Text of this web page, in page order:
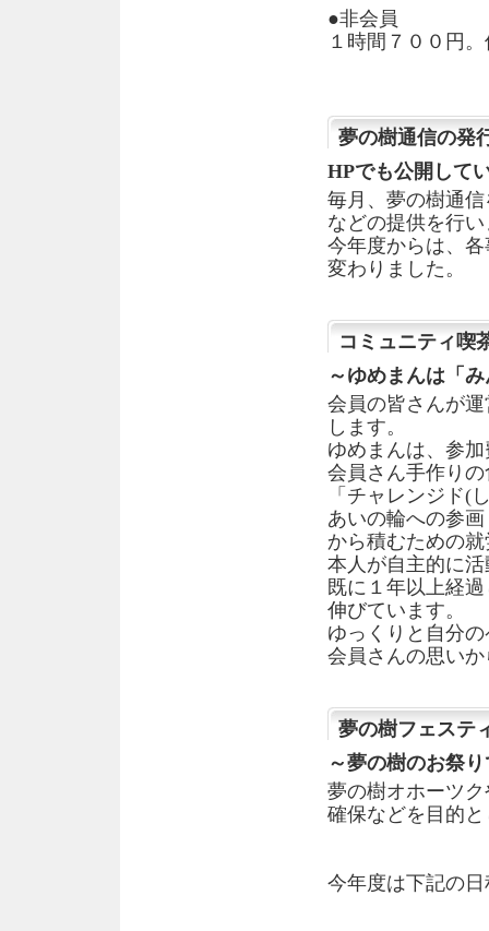
●非会員
１時間７００円
夢の樹通信の発
HPでも公開して
毎月、夢の樹通
などの提供を行
今年度からは、
変わりました。
コミュニティ喫
～ゆめまんは「
会員の皆さんが
します。
ゆめまんは、参
会員さん手作り
「チャレンジド(
あいの輪への参
から積むための
本人が自主的に
既に１年以上経
伸びています。
ゆっくりと自分
会員さんの思い
夢の樹フェステ
～夢の樹のお祭
夢の樹オホーツ
確保などを目的
今年度は下記の